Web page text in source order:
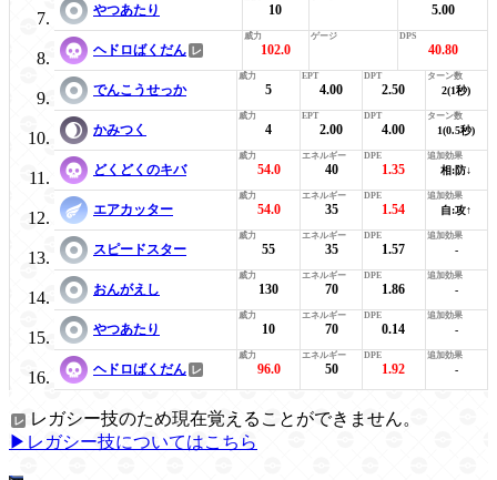
やつあたり 10 5.00
ヘドロばくだん 102.0 40.80
でんこうせっか 5 4.00 2.50 2(1秒)
かみつく 4 2.00 4.00 1(0.5秒)
どくどくのキバ 54.0 40 1.35 相:防↓
エアカッター 54.0 35 1.54 自:攻↑
スピードスター 55 35 1.57 -
おんがえし 130 70 1.86 -
やつあたり 10 70 0.14 -
ヘドロばくだん 96.0 50 1.92 -
レガシー技のため現在覚えることができません。
▶レガシー技についてはこちら